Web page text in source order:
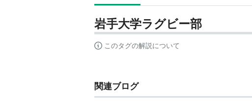
岩手大学ラグビー部
このタグの解説について
関連ブログ